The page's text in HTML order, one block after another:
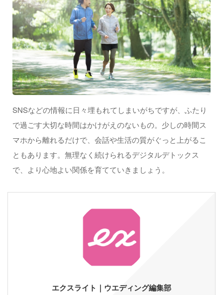
SNSなどの情報に日々埋もれてしまいがちですが、ふたり
で過ごす大切な時間はかけがえのないもの。少しの時間ス
マホから離れるだけで、会話や生活の質がぐっと上がるこ
ともあります。無理なく続けられるデジタルデトックス
で、より心地よい関係を育てていきましょう。
エクスライト｜ウエディング編集部